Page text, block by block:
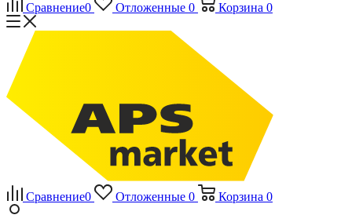
Сравнение0 Отложенные 0 Корзина 0
Сравнение0 Отложенные 0 Корзина 0